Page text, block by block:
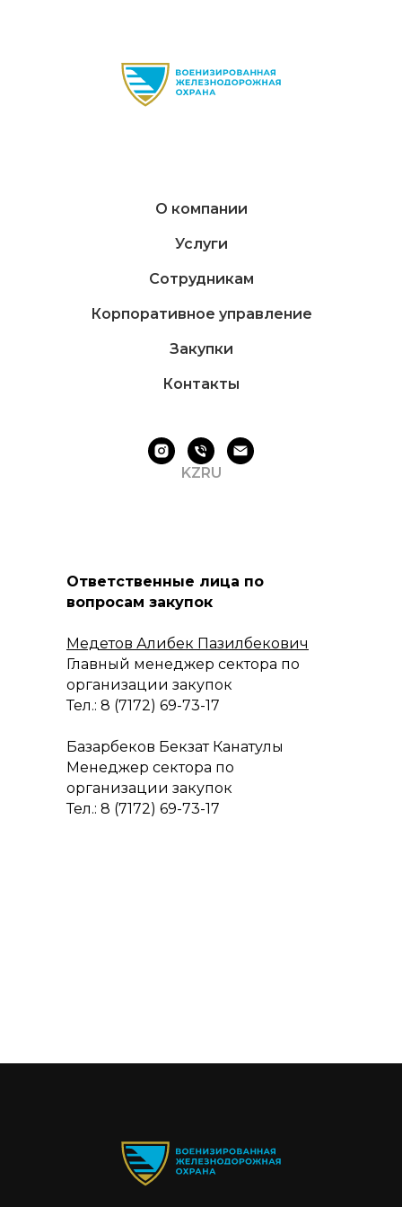
О компании
Услуги
Сотрудникам
Корпоративное управление
Закупки
Контакты
KZ RU
Ответственные лица по
вопросам закупок
Медетов Алибек Пазилбекович
Главный менеджер сектора по
организации закупок
Тел.: 8 (7172) 69-73-17
Базарбеков Бекзат Канатулы
Менеджер сектора по
организации закупок
Тел.: 8 (7172) 69-73-17